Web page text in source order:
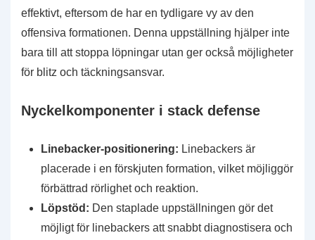
effektivt, eftersom de har en tydligare vy av den
offensiva formationen. Denna uppställning hjälper inte
bara till att stoppa löpningar utan ger också möjligheter
för blitz och täckningsansvar.
Nyckelkomponenter i stack defense
Linebacker-positionering: Linebackers är
placerade i en förskjuten formation, vilket möjliggör
förbättrad rörlighet och reaktion.
Löpstöd: Den staplade uppställningen gör det
möjligt för linebackers att snabbt diagnostisera och